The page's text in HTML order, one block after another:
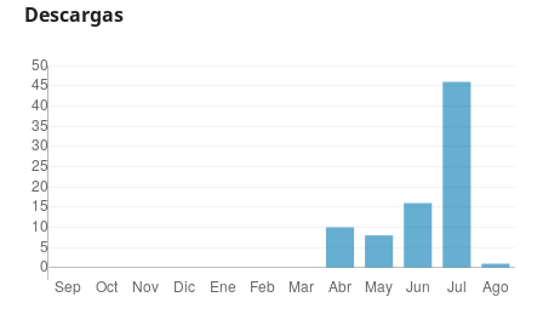
Descargas